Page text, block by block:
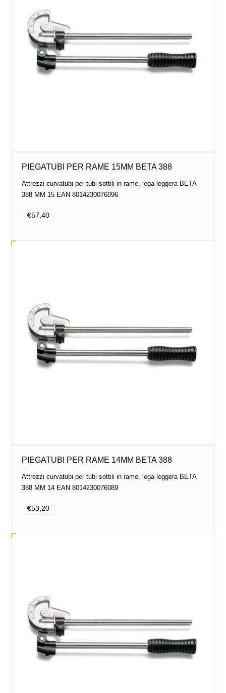
PIEGATUBI PER RAME 15MM BETA 388
Attrezzi curvatubi per tubi sottili in rame, lega leggera BETA
388 MM 15 EAN 8014230076096
€57,40
PIEGATUBI PER RAME 14MM BETA 388
Attrezzi curvatubi per tubi sottili in rame, lega leggera BETA
388 MM 14 EAN 8014230076089
€53,20